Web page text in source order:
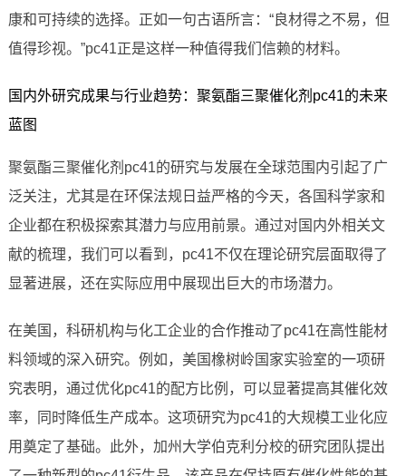
康和可持续的选择。正如一句古语所言：“良材得之不易，但
值得珍视。”pc41正是这样一种值得我们信赖的材料。
国内外研究成果与行业趋势：聚氨酯三聚催化剂pc41的未来
蓝图
聚氨酯三聚催化剂pc41的研究与发展在全球范围内引起了广
泛关注，尤其是在环保法规日益严格的今天，各国科学家和
企业都在积极探索其潜力与应用前景。通过对国内外相关文
献的梳理，我们可以看到，pc41不仅在理论研究层面取得了
显著进展，还在实际应用中展现出巨大的市场潜力。
在美国，科研机构与化工企业的合作推动了pc41在高性能材
料领域的深入研究。例如，美国橡树岭国家实验室的一项研
究表明，通过优化pc41的配方比例，可以显著提高其催化效
率，同时降低生产成本。这项研究为pc41的大规模工业化应
用奠定了基础。此外，加州大学伯克利分校的研究团队提出